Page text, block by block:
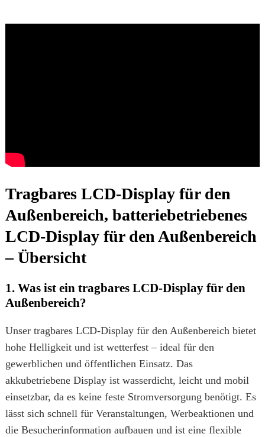
Tragbares LCD-Display für den
Außenbereich, batteriebetriebenes
LCD-Display für den Außenbereich
– Übersicht
1. Was ist ein tragbares LCD-Display für den
Außenbereich?
Unser tragbares LCD-Display für den Außenbereich bietet
hohe Helligkeit und ist wetterfest – ideal für den
gewerblichen und öffentlichen Einsatz. Das
akkubetriebene Display ist wasserdicht, leicht und mobil
einsetzbar, da es keine feste Stromversorgung benötigt. Es
lässt sich schnell für Veranstaltungen, Werbeaktionen und
die Besucherinformation aufbauen und ist eine flexible